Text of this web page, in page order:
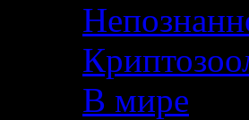
В мире